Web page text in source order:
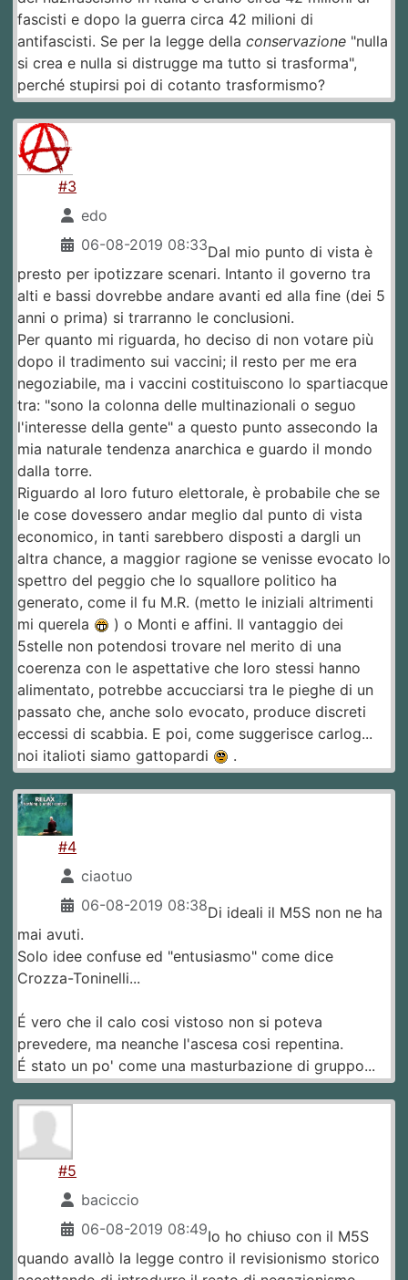
fascisti e dopo la guerra circa 42 milioni di
antifascisti. Se per la legge della conservazione "nulla
si crea e nulla si distrugge ma tutto si trasforma",
perché stupirsi poi di cotanto trasformismo?
#3
edo
06-08-2019 08:33Dal mio punto di vista è
presto per ipotizzare scenari. Intanto il governo tra
alti e bassi dovrebbe andare avanti ed alla fine (dei 5
anni o prima) si trarranno le conclusioni.
Per quanto mi riguarda, ho deciso di non votare più
dopo il tradimento sui vaccini; il resto per me era
negoziabile, ma i vaccini costituiscono lo spartiacque
tra: "sono la colonna delle multinazionali o seguo
l'interesse della gente" a questo punto assecondo la
mia naturale tendenza anarchica e guardo il mondo
dalla torre.
Riguardo al loro futuro elettorale, è probabile che se
le cose dovessero andar meglio dal punto di vista
economico, in tanti sarebbero disposti a dargli un
altra chance, a maggior ragione se venisse evocato lo
spettro del peggio che lo squallore politico ha
generato, come il fu M.R. (metto le iniziali altrimenti
mi querela
) o Monti e affini. Il vantaggio dei
5stelle non potendosi trovare nel merito di una
coerenza con le aspettative che loro stessi hanno
alimentato, potrebbe accucciarsi tra le pieghe di un
passato che, anche solo evocato, produce discreti
eccessi di scabbia. E poi, come suggerisce carlog...
noi italioti siamo gattopardi
.
#4
ciaotuo
06-08-2019 08:38Di ideali il M5S non ne ha
mai avuti.
Solo idee confuse ed "entusiasmo" come dice
Crozza-Toninelli...
É vero che il calo cosi vistoso non si poteva
prevedere, ma neanche l'ascesa cosi repentina.
É stato un po' come una masturbazione di gruppo...
#5
baciccio
06-08-2019 08:49Io ho chiuso con il M5S
quando avallò la legge contro il revisionismo storico